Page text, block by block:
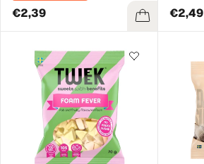
€2,39 €2,49